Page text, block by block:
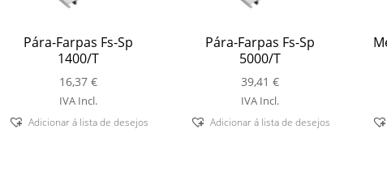
Pára-Farpas Fs-Sp
1400/T
16,37€
IVA Incl.
Adicionar á lista de desejos
Pára-Farpas Fs-Sp
5000/T
39,41€
IVA Incl.
Adicionar á lista de desejos